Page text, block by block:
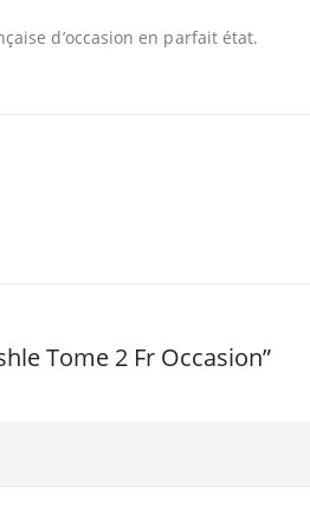
d’occasion en parfait état.
Tome 2 Fr Occasion”